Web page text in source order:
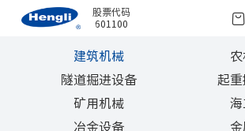
股票代码
601100
建筑机械
隧道掘进设备
起重
矿用机械
海
冶金设备